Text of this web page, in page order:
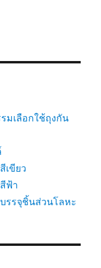
มเลือกใช้ถุงกัน
เขียว
ฟ้า
รรจุชิ้นส่วนโลหะ